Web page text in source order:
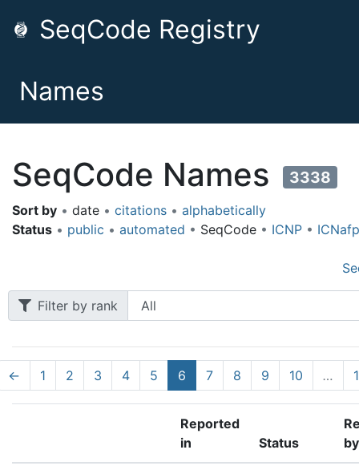
SeqCode Registry
Names
SeqCode Names 3338
Sort by • date • citations • alphabetically
Status • public • automated • SeqCode • ICNP • ICNafp
Filter by rank
← 1 2 3 4 5 6 7 8 9 10 …
Reported
in
Status
by